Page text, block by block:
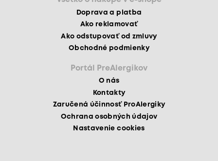
Doprava a platba
Ako reklamovať
Ako odstupovať od zmluvy
Obchodné podmienky
Portál PreAlergikov
O nás
Kontakty
Zaručená účinnosť ProAlergiky
Ochrana osobných údajov
Nastavenie cookies